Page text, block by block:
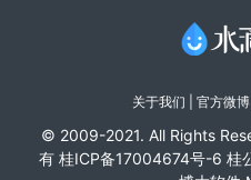
关于我们 官方微博
© 2009-2021. All Rights
有 桂ICP备17004674号-6 桂